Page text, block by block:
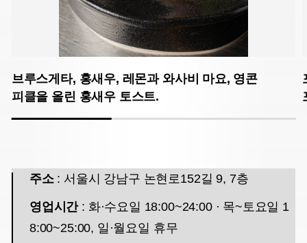
브루스게타, 홍새우, 레몬과 와사비 마요, 영콘
피클을 올린 홍새우 토스트.
주소 : 서울시 강남구 논현로152길 9, 7층
영업시간 : 화·수요일 18:00~24:00 · 목~토요일 1
8:00~25:00, 일·월요일 휴무